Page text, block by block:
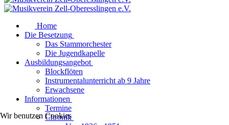
Home
Die Besetzung
Das Stammorchester
Die Jugendkapelle
Ausbildungsangebot
Blockflöten
Instrumentalunterricht ab 9 Jahre
Erwachsene
Informationen
Termine
Chronik
Wir benutzen Cookies